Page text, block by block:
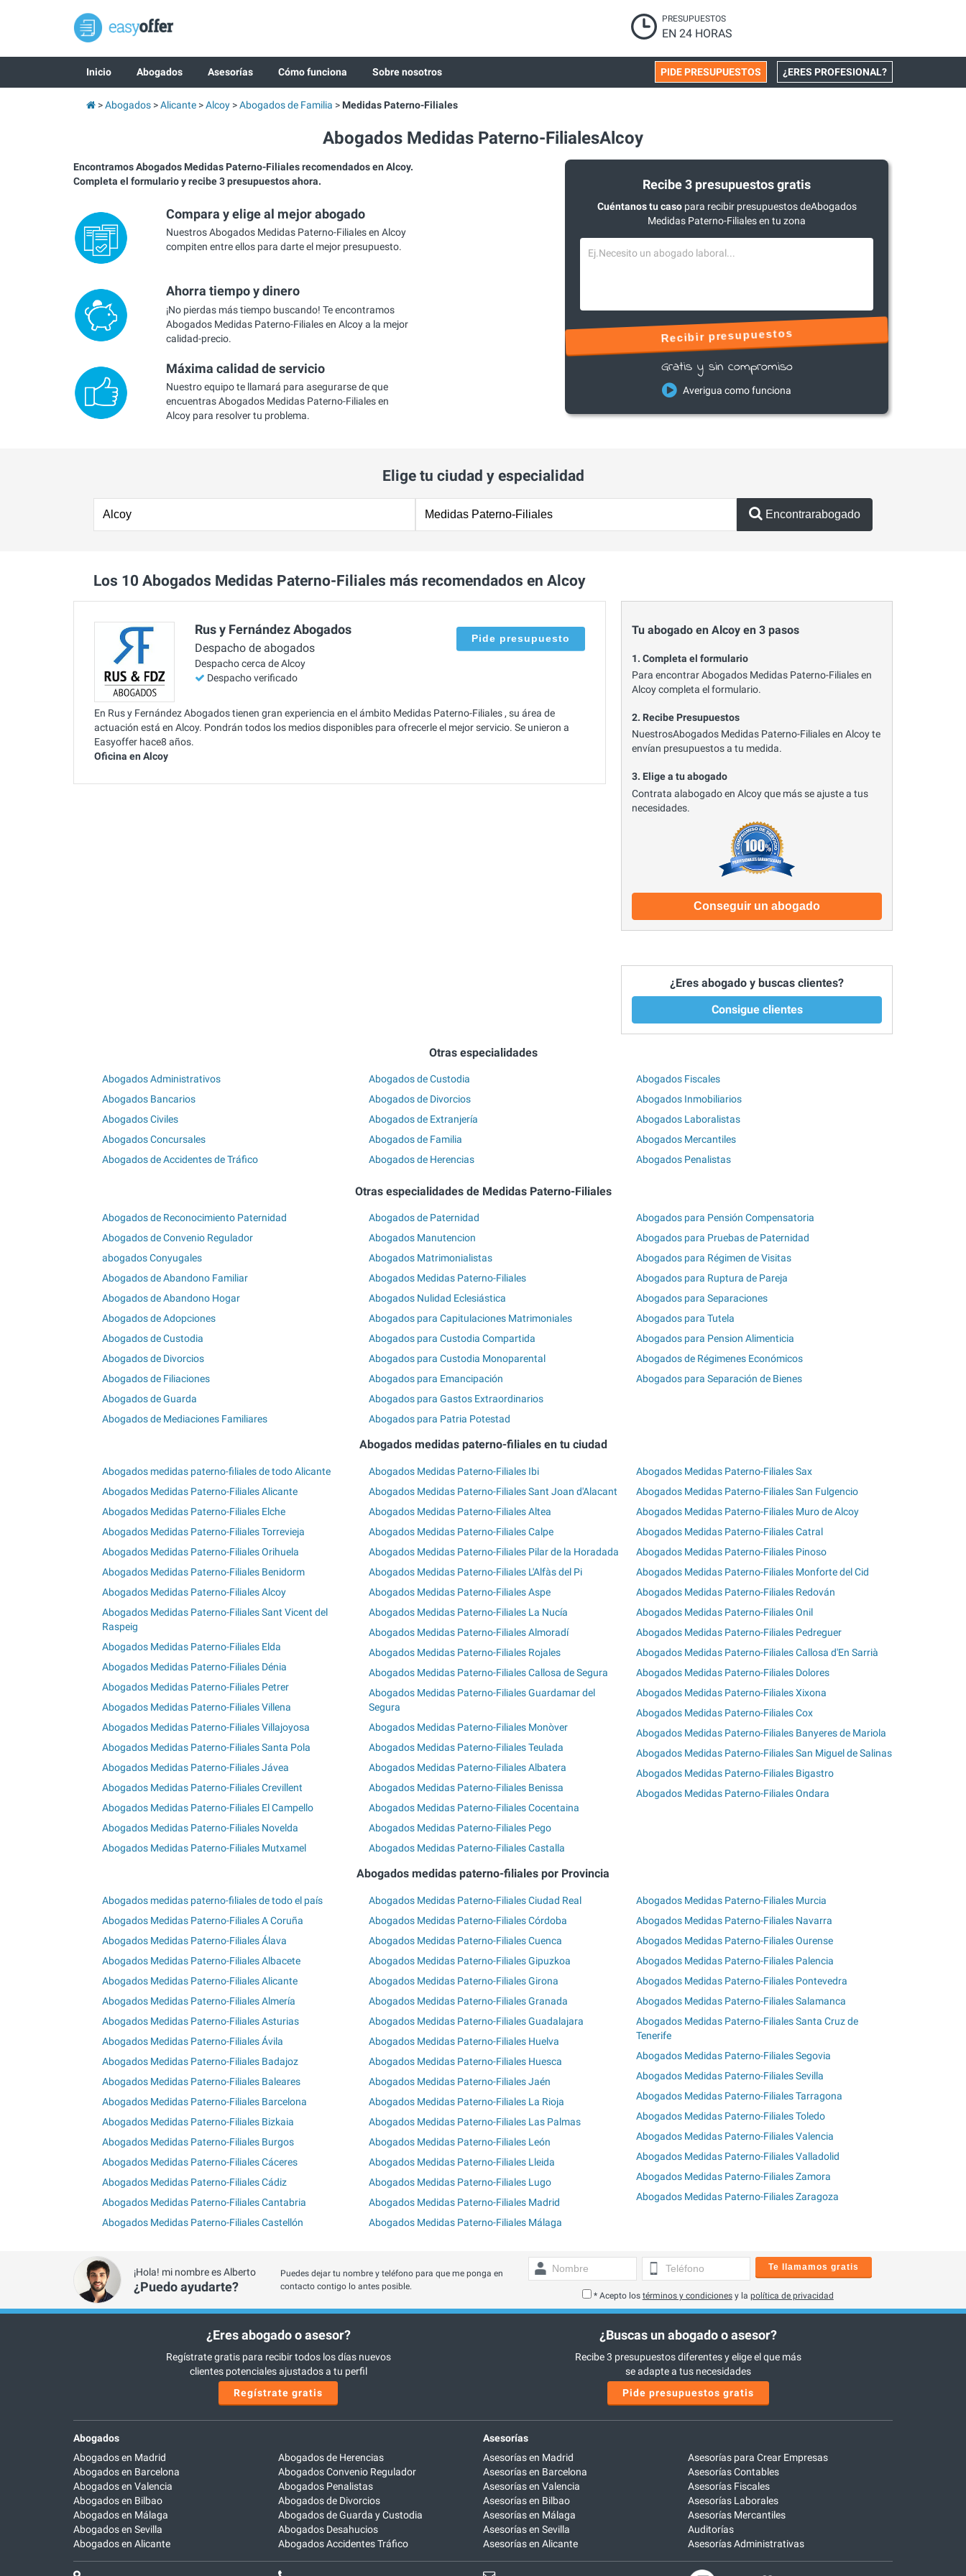
PRESUPUESTOS
EN 24 HORAS
Inicio Abogados Asesorías Cómo funciona Sobre nosotros ¿ERES PROFESIONAL?
PIDE PRESUPUESTOS
Abogados Alicante Alcoy Abogados de Familia Medidas Paterno-Filiales
Abogados Medidas Paterno-FilialesAlcoy
Encontramos Abogados Medidas Paterno-Filiales recomendados en Alcoy.
Completa el formulario y recibe 3 presupuestos ahora.
Compara y elige al mejor abogado
Nuestros Abogados Medidas Paterno-Filiales en Alcoy
compiten entre ellos para darte el mejor presupuesto.
Ahorra tiempo y dinero
¡No pierdas más tiempo buscando! Te encontramos
Abogados Medidas Paterno-Filiales en Alcoy a la mejor
calidad-precio.
Máxima calidad de servicio
Nuestro equipo te llamará para asegurarse de que
encuentras Abogados Medidas Paterno-Filiales en
Alcoy para resolver tu problema.
Recibe 3 presupuestos gratis
Cuéntanos tu casopara recibir presupuestos deAbogados
Medidas Paterno-Filiales en tu zona
Recibir presupuestos
Gratis y sin compromiso
Averigua como funciona
Elige tu ciudad y especialidad
Encontrarabogado
Los 10 Abogados Medidas Paterno-Filiales más recomendados en Alcoy
Rus y Fernández Abogados
Despacho de abogados
Despacho cerca de Alcoy
Despacho verificado
Pide presupuesto
En Rus y Fernández Abogados tienen gran experiencia en el ámbito Medidas Paterno-Filiales , su área de
actuación está en Alcoy. Pondrán todos los medios disponibles para ofrecerle el mejor servicio. Se unieron a
Easyoffer hace8 años.
Oficina en Alcoy
Tu abogado en Alcoy en 3 pasos
1. Completa el formulario
Para encontrar Abogados Medidas Paterno-Filiales en
Alcoy completa el formulario.
2. Recibe Presupuestos
NuestrosAbogados Medidas Paterno-Filiales en Alcoy te
envían presupuestos a tu medida.
3. Elige a tu abogado
Contrata alabogado en Alcoy que más se ajuste a tus
necesidades.
Conseguir un abogado
¿Eres abogado y buscas clientes?
Consigue clientes
Otras especialidades
Abogados Administrativos
Abogados Bancarios
Abogados Civiles
Abogados Concursales
Abogados de Accidentes de Tráfico
Abogados de Custodia
Abogados de Divorcios
Abogados de Extranjería
Abogados de Familia
Abogados de Herencias
Abogados Fiscales
Abogados Inmobiliarios
Abogados Laboralistas
Abogados Mercantiles
Abogados Penalistas
Otras especialidades de Medidas Paterno-Filiales
Abogados de Reconocimiento Paternidad
Abogados de Convenio Regulador
abogados Conyugales
Abogados de Abandono Familiar
Abogados de Abandono Hogar
Abogados de Adopciones
Abogados de Custodia
Abogados de Divorcios
Abogados de Filiaciones
Abogados de Guarda
Abogados de Mediaciones Familiares
Abogados de Paternidad
Abogados Manutencion
Abogados Matrimonialistas
Abogados Medidas Paterno-Filiales
Abogados Nulidad Eclesiástica
Abogados para Capitulaciones Matrimoniales
Abogados para Custodia Compartida
Abogados para Custodia Monoparental
Abogados para Emancipación
Abogados para Gastos Extraordinarios
Abogados para Patria Potestad
Abogados para Pensión Compensatoria
Abogados para Pruebas de Paternidad
Abogados para Régimen de Visitas
Abogados para Ruptura de Pareja
Abogados para Separaciones
Abogados para Tutela
Abogados para Pension Alimenticia
Abogados de Régimenes Económicos
Abogados para Separación de Bienes
Abogados medidas paterno-filiales en tu ciudad
Abogados medidas paterno-filiales de todo Alicante
Abogados Medidas Paterno-Filiales Alicante
Abogados Medidas Paterno-Filiales Elche
Abogados Medidas Paterno-Filiales Torrevieja
Abogados Medidas Paterno-Filiales Orihuela
Abogados Medidas Paterno-Filiales Benidorm
Abogados Medidas Paterno-Filiales Alcoy
Abogados Medidas Paterno-Filiales Sant Vicent del
Raspeig
Abogados Medidas Paterno-Filiales Elda
Abogados Medidas Paterno-Filiales Dénia
Abogados Medidas Paterno-Filiales Petrer
Abogados Medidas Paterno-Filiales Villena
Abogados Medidas Paterno-Filiales Villajoyosa
Abogados Medidas Paterno-Filiales Santa Pola
Abogados Medidas Paterno-Filiales Jávea
Abogados Medidas Paterno-Filiales Crevillent
Abogados Medidas Paterno-Filiales El Campello
Abogados Medidas Paterno-Filiales Novelda
Abogados Medidas Paterno-Filiales Mutxamel
Abogados Medidas Paterno-Filiales Ibi
Abogados Medidas Paterno-Filiales Sant Joan d'Alacant
Abogados Medidas Paterno-Filiales Altea
Abogados Medidas Paterno-Filiales Calpe
Abogados Medidas Paterno-Filiales Pilar de la Horadada
Abogados Medidas Paterno-Filiales L'Alfàs del Pi
Abogados Medidas Paterno-Filiales Aspe
Abogados Medidas Paterno-Filiales La Nucía
Abogados Medidas Paterno-Filiales Almoradí
Abogados Medidas Paterno-Filiales Rojales
Abogados Medidas Paterno-Filiales Callosa de Segura
Abogados Medidas Paterno-Filiales Guardamar del
Segura
Abogados Medidas Paterno-Filiales Monòver
Abogados Medidas Paterno-Filiales Teulada
Abogados Medidas Paterno-Filiales Albatera
Abogados Medidas Paterno-Filiales Benissa
Abogados Medidas Paterno-Filiales Cocentaina
Abogados Medidas Paterno-Filiales Pego
Abogados Medidas Paterno-Filiales Castalla
Abogados Medidas Paterno-Filiales Sax
Abogados Medidas Paterno-Filiales San Fulgencio
Abogados Medidas Paterno-Filiales Muro de Alcoy
Abogados Medidas Paterno-Filiales Catral
Abogados Medidas Paterno-Filiales Pinoso
Abogados Medidas Paterno-Filiales Monforte del Cid
Abogados Medidas Paterno-Filiales Redován
Abogados Medidas Paterno-Filiales Onil
Abogados Medidas Paterno-Filiales Pedreguer
Abogados Medidas Paterno-Filiales Callosa d'En Sarrià
Abogados Medidas Paterno-Filiales Dolores
Abogados Medidas Paterno-Filiales Xixona
Abogados Medidas Paterno-Filiales Cox
Abogados Medidas Paterno-Filiales Banyeres de Mariola
Abogados Medidas Paterno-Filiales San Miguel de Salinas
Abogados Medidas Paterno-Filiales Bigastro
Abogados Medidas Paterno-Filiales Ondara
Abogados medidas paterno-filiales por Provincia
Abogados medidas paterno-filiales de todo el país
Abogados Medidas Paterno-Filiales A Coruña
Abogados Medidas Paterno-Filiales Álava
Abogados Medidas Paterno-Filiales Albacete
Abogados Medidas Paterno-Filiales Alicante
Abogados Medidas Paterno-Filiales Almería
Abogados Medidas Paterno-Filiales Asturias
Abogados Medidas Paterno-Filiales Ávila
Abogados Medidas Paterno-Filiales Badajoz
Abogados Medidas Paterno-Filiales Baleares
Abogados Medidas Paterno-Filiales Barcelona
Abogados Medidas Paterno-Filiales Bizkaia
Abogados Medidas Paterno-Filiales Burgos
Abogados Medidas Paterno-Filiales Cáceres
Abogados Medidas Paterno-Filiales Cádiz
Abogados Medidas Paterno-Filiales Cantabria
Abogados Medidas Paterno-Filiales Castellón
Abogados Medidas Paterno-Filiales Ciudad Real
Abogados Medidas Paterno-Filiales Córdoba
Abogados Medidas Paterno-Filiales Cuenca
Abogados Medidas Paterno-Filiales Gipuzkoa
Abogados Medidas Paterno-Filiales Girona
Abogados Medidas Paterno-Filiales Granada
Abogados Medidas Paterno-Filiales Guadalajara
Abogados Medidas Paterno-Filiales Huelva
Abogados Medidas Paterno-Filiales Huesca
Abogados Medidas Paterno-Filiales Jaén
Abogados Medidas Paterno-Filiales La Rioja
Abogados Medidas Paterno-Filiales Las Palmas
Abogados Medidas Paterno-Filiales León
Abogados Medidas Paterno-Filiales Lleida
Abogados Medidas Paterno-Filiales Lugo
Abogados Medidas Paterno-Filiales Madrid
Abogados Medidas Paterno-Filiales Málaga
Abogados Medidas Paterno-Filiales Murcia
Abogados Medidas Paterno-Filiales Navarra
Abogados Medidas Paterno-Filiales Ourense
Abogados Medidas Paterno-Filiales Palencia
Abogados Medidas Paterno-Filiales Pontevedra
Abogados Medidas Paterno-Filiales Salamanca
Abogados Medidas Paterno-Filiales Santa Cruz de
Tenerife
Abogados Medidas Paterno-Filiales Segovia
Abogados Medidas Paterno-Filiales Sevilla
Abogados Medidas Paterno-Filiales Tarragona
Abogados Medidas Paterno-Filiales Toledo
Abogados Medidas Paterno-Filiales Valencia
Abogados Medidas Paterno-Filiales Valladolid
Abogados Medidas Paterno-Filiales Zamora
Abogados Medidas Paterno-Filiales Zaragoza
¡Hola! mi nombre es Alberto
¿Puedo ayudarte?
Puedes dejar tu nombre y teléfono para que me ponga en
contacto contigo lo antes posible.
Te llamamos gratis
* Acepto los términos y condicionesy la política de privacidad
¿Eres abogado o asesor?
Regístrate gratis para recibir todos los días nuevos
clientes potenciales ajustados a tu perfil
Regístrate gratis
¿Buscas un abogado o asesor?
Recibe 3 presupuestos diferentes y elige el que más
se adapte a tus necesidades
Pide presupuestos gratis
Abogados
Abogados en Madrid
Abogados en Barcelona
Abogados en Valencia
Abogados en Bilbao
Abogados en Málaga
Abogados en Sevilla
Abogados en Alicante
Abogados de Herencias
Abogados Convenio Regulador
Abogados Penalistas
Abogados de Divorcios
Abogados de Guarda y Custodia
Abogados Desahucios
Abogados Accidentes Tráfico
Asesorías
Asesorías en Madrid
Asesorías en Barcelona
Asesorías en Valencia
Asesorías en Bilbao
Asesorías en Málaga
Asesorías en Sevilla
Asesorías en Alicante
Asesorías para Crear Empresas
Asesorías Contables
Asesorías Fiscales
Asesorías Laborales
Asesorías Mercantiles
Auditorías
Asesorías Administrativas